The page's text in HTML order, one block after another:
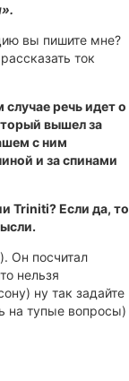
вы пишите мне?
ток
речь идет о
вышел за
с ним
и за спинами
Triniti? Если да, то
Он посчитал
нельзя
ну так задайте
на тупые вопросы)